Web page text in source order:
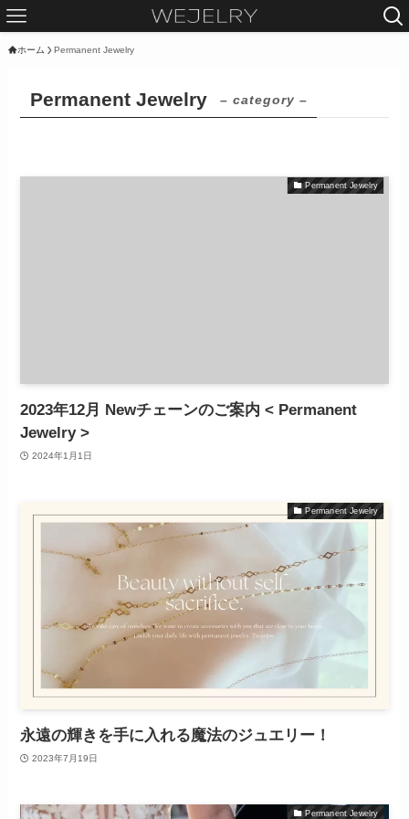
ホーム Permanent Jewelry
Permanent Jewelry – category –
Permanent Jewelry
2023年12月 Newチェーンのご案内 < Permanent
Jewelry >
2024年1月1日
Permanent Jewelry
永遠の輝きを手に入れる魔法のジュエリー！
2023年7月19日
Permanent Jewelry